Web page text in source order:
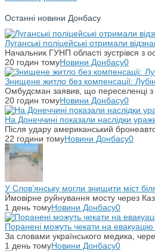
Останні новини Донбасу
Луганські поліцейські отримали
Начальник ГУНП області зустрівся з
20 годин томуНовини Донбасу0
Знищене житло без компенсації:
Омбудсман заявив, що переселенці з
20 годин томуНовини Донбасу0
На Донеччині показали наслідки
Після удару американський
22 години томуНовини Донбасу0
У Слов’янську могли знищити міст
Ймовірне руйнування мосту через
1 день томуНовини Донбасу0
Поранені можуть чекати на
За словами українського медика,
1 день томуНовини Донбасу0